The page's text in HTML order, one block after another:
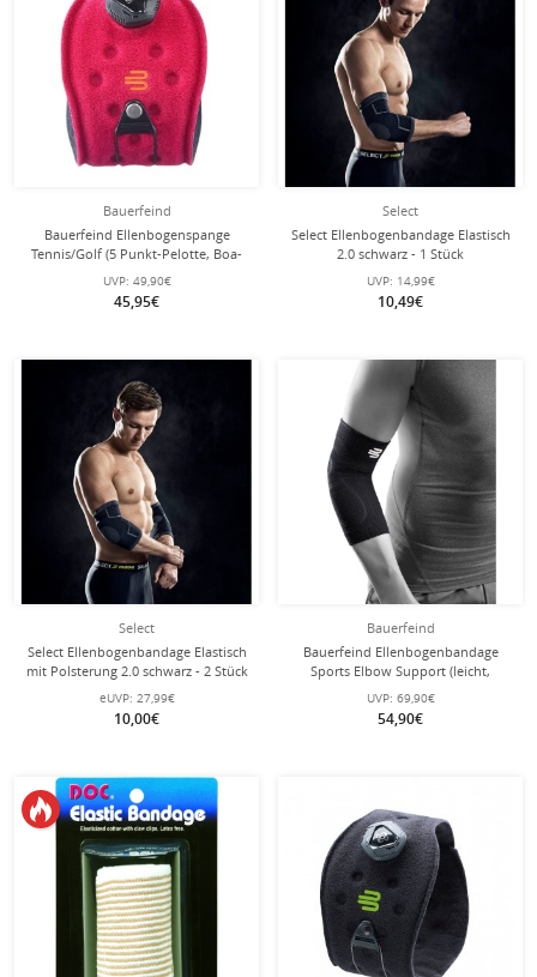
Bauerfeind
Bauerfeind Ellenbogenspange
Tennis/Golf (5 Punkt-Pelotte, Boa-
Verschluss) pink
UVP: 49,90€
45,95€
Select
Select Ellenbogenbandage Elastisch
2.0 schwarz - 1 Stück
UVP: 14,99€
10,49€
Select
Select Ellenbogenbandage Elastisch
mit Polsterung 2.0 schwarz - 2 Stück
eUVP: 27,99€
10,00€
Bauerfeind
Bauerfeind Ellenbogenbandage
Sports Elbow Support (leicht,
komfortabel) schwarz - 1 Stück
UVP: 69,90€
54,90€